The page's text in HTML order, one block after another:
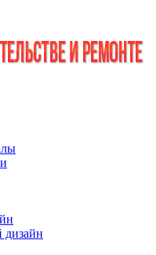
о строительстве и ремонтах